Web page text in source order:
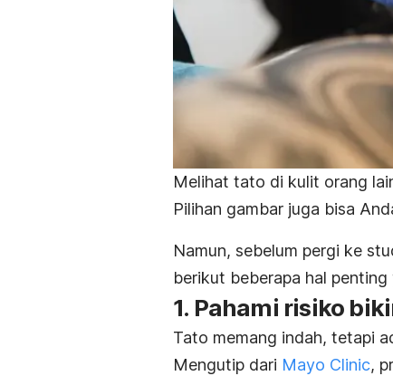
Melihat tato di kulit orang
Pilihan gambar juga bisa
Namun, sebelum pergi ke
berikut beberapa hal
1. Pahami risiko
Tato memang indah, tetapi
Mengutip dari Mayo Clinic,